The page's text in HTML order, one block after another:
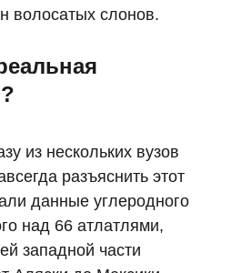
волосатых слонов.
из нескольких вузов
разъяснить этот
данные углеродного
над 66 атлатлями,
западной части